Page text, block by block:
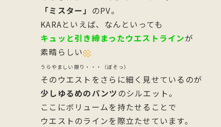
「ミスター」 のPV。
KARAといえば、なんといっても
キュッと引き締まったウエストラインが
素晴らしい
うらやましい限り・・・（ぼそっ）
そのウエストをさらに細く見せているのが
少しゆるめのパンツ のシルエット。
ここにボリュームを持たせることで
ウエストのラインを際立たせています。